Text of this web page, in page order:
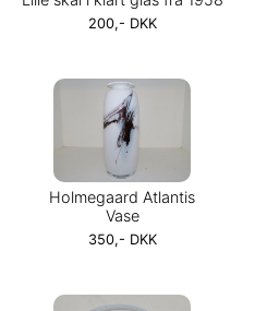
200,- DKK
Holmegaard Atlantis
Vase
350,- DKK